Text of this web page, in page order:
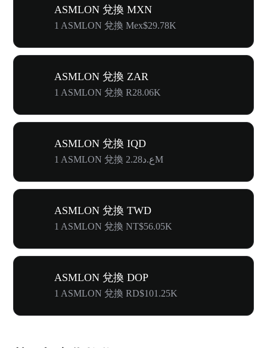
ASMLON 兌換 MXN
1 ASMLON 兌換 Mex$29.78K
ASMLON 兌換 ZAR
1 ASMLON 兌換 R28.06K
ASMLON 兌換 IQD
1 ASMLON 兌換 ع.د2.28M
ASMLON 兌換 TWD
1 ASMLON 兌換 NT$56.05K
ASMLON 兌換 DOP
1 ASMLON 兌換 RD$101.25K